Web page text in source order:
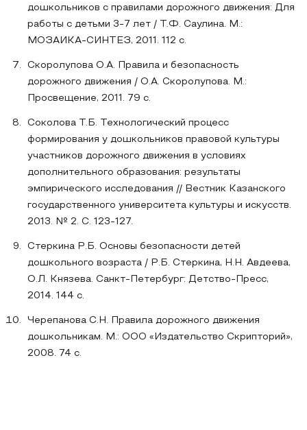
дошкольников с правилами дорожного движения: Для
работы с детьми 3-7 лет / Т.Ф. Саулина. М.:
МОЗАИКА-СИНТЕЗ, 2011. 112 с.
Скоролупова О.А. Правила и безопасность
дорожного движения / О.А. Скоролупова. М.:
Просвещение, 2011. 79 с.
Соколова Т.Б. Технологический процесс
формирования у дошкольников правовой культуры
участников дорожного движения в условиях
дополнительного образования: результаты
эмпирического исследования // Вестник Казанского
государственного университета культуры и искусств.
2013. № 2. С. 123-127.
Стеркина Р.Б. Основы безопасности детей
дошкольного возраста / Р.Б. Стеркина, Н.Н. Авдеева,
О.Л. Князева. Санкт-Петербург: Детство-Пресс,
2014. 144 с.
Черепанова С.Н. Правила дорожного движения
дошкольникам. М.: ООО «Издательство Скрипторий»,
2008. 74 с.